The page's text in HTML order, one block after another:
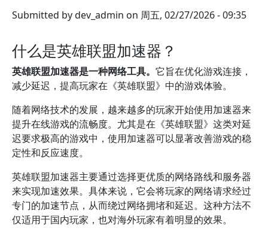
Submitted bydev_admin on 周五, 02/27/2026 - 09:35
什么是英雄联盟加速器？
英雄联盟加速器是一种网络工具。 它旨在优化游戏连接，
减少延迟，提高玩家在《英雄联盟》中的游戏体验。
随着网络技术的发展，越来越多的玩家开始使用加速器来
提升在线游戏的流畅度。尤其是在《英雄联盟》这类对延
迟要求极高的游戏中，使用加速器可以显著改善游戏的稳
定性和反应速度。
英雄联盟加速器主要通过选择更优质的网络路线和服务器
来实现加速效果。具体来说，它会将玩家的网络请求经过
专门的加速节点，从而绕过网络拥堵和延迟。这种方法不
仅适用于国内玩家，也对海外玩家有着明显的效果。